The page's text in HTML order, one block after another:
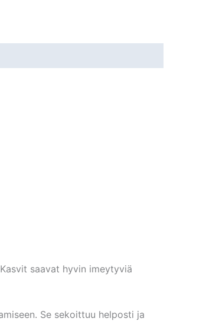
saavat hyvin imeytyviä
Se sekoittuu helposti ja